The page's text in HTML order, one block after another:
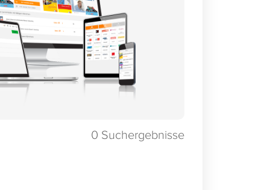
0 Suchergebnisse